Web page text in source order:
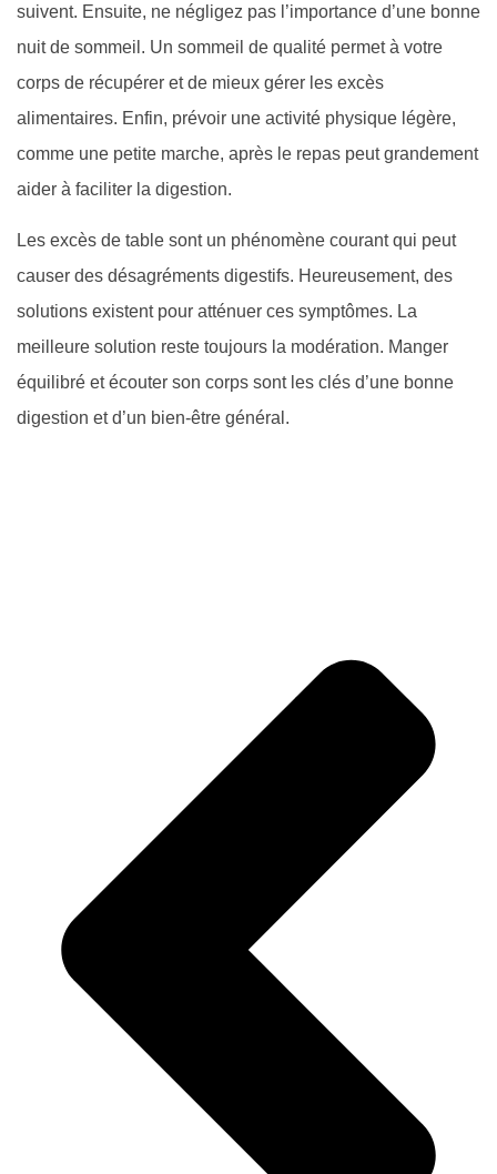
suivent. Ensuite, ne négligez pas l’importance d’une bonne
nuit de sommeil. Un sommeil de qualité permet à votre
corps de récupérer et de mieux gérer les excès
alimentaires. Enfin, prévoir une activité physique légère,
comme une petite marche, après le repas peut grandement
aider à faciliter la digestion.
Les excès de table sont un phénomène courant qui peut
causer des désagréments digestifs. Heureusement, des
solutions existent pour atténuer ces symptômes. La
meilleure solution reste toujours la modération. Manger
équilibré et écouter son corps sont les clés d’une bonne
digestion et d’un bien-être général.